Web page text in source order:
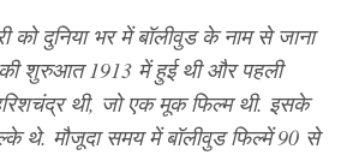
को दुनिया भर में बॉलीवुड के नाम से जाना
की शुरुआत 1913 में हुई थी और पहली
थी, जो एक मूक फिल्म थी. इसके
थे. मौजूदा समय में बॉलीवुड फिल्में 90 से